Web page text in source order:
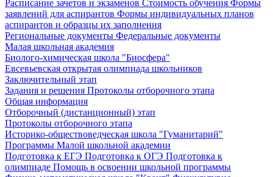
Расписание зачетов и экзаменов Стоимость обучения Формы
заявлений для аспирантов Формы индивидуальных планов
аспирантов и образцы их заполнения
Региональные документы Федеральные документы
Малая школьная академия
Биолого-химическая школа "Биосфера"
Евсевьевская открытая олимпиада школьников
Заключительный этап
Задания и решения Протоколы отборочного этапа
Общая информация
Отборочный (дистанционный) этап
Протоколы отборочного этапа
Историко-обществоведческая школа "Гуманитарий"
Программы Малой школьной академии
Подготовка к ЕГЭ Подготовка к ОГЭ Подготовка к
олимпиаде Помощь в освоении школьной программы